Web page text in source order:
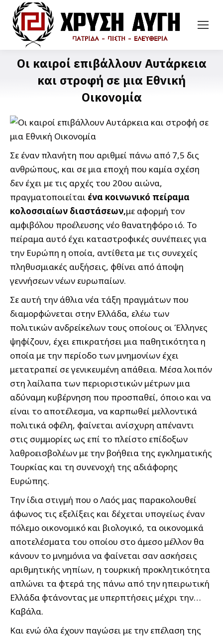
Οι καιροί επιβάλλουν Αυτάρκεια
και στροφή σε μια Εθνική
Οικονομία
Σε έναν πλανήτη που αριθμεί πάνω από 7,5 δις
ανθρώπους, και σε μια εποχή που καμία σχέση
δεν έχει με τις αρχές του 20ου αιώνα,
πραγματοποιείται ένα κοινωνικό πείραμα
κολοσσιαίων διαστάσεων,με αφορμή τον
αμφιβόλου προέλευσης νέο θανατηφόρο ιό. Το
πείραμα αυτό έχει καταστροφικές συνέπειες για
την Ευρώπη η οποία, αντίθετα με τις συνεχείς
πληθυσμιακές αυξήσεις, φθίνει από άποψη
γεννήσεων νέων ευρωπαίων.
Σε αυτή την άθλια νέα τάξη πραγμάτων που
διαμορφώνεται στην Ελλάδα, ελέω των
πολιτικών ανδρείκελων τους οποίους οι Έλληνες
ψηφίζουν, έχει επικρατήσει μια παθητικότητα η
οποία με την περίοδο των μνημονίων έχει
μετατραπεί σε γενικευμένη απάθεια. Μέσα λοιπόν
στη λαίλαπα των περιοριστικών μέτρων μια
αδύναμη κυβέρνηση που προσπαθεί, όποιο και να
είναι το αποτέλεσμα, να καρπωθεί μελλοντικά
πολιτικά οφέλη, φαίνεται ανίσχυρη απέναντι
στις συμμορίες ως επί το πλείστο επίδοξων
λαθροεισβολέων με την βοήθεια της εγκληματικής
Τουρκίας και τη συνενοχή της αδιάφορης
Ευρώπης.
Την ίδια στιγμή που ο Λαός μας παρακολουθεί
άφωνος τις εξελίξεις και δέχεται υπογείως έναν
πόλεμο οικονομικό και βιολογικό, τα οικονομικά
αποτελέσματα του οποίου στο άμεσο μέλλον θα
κάνουν το μνημόνια να φαίνεται σαν ασκήσεις
αριθμητικής νηπίων, η τουρκική προκλητικότητα
απλώνει τα φτερά της πάνω από την ηπειρωτική
Ελλάδα φτάνοντας με υπερπτήσεις μέχρι την…
Καβάλα.
Και ενώ όλα έχουν παγώσει με την επέλαση της